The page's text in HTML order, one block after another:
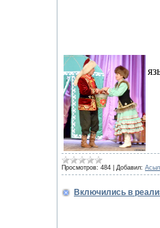
Просмотров: 484 Добавил:
Включились в